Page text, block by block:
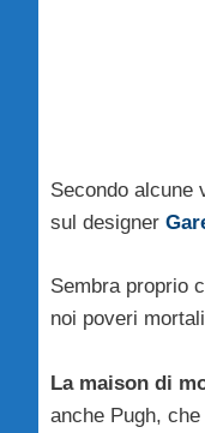
Secondo alcune
sul designer
Sembra proprio
noi poveri
La maison di
anche Pugh,